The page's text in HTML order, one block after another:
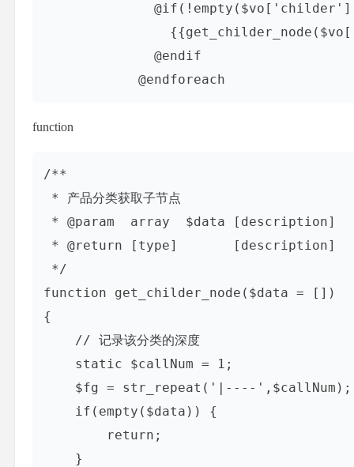
@endif
@endforeach
function
/**
* 产品分类获取子节点
* @param  array  $data [description]
* @return [type]       [description]
*/
function get_childer_node($data = [])
{
// 记录该分类的深度
static $callNum = 1;
$fg = str_repeat('|----',$callNum);
if(empty($data)) {
return;
}